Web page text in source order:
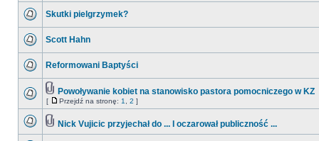
Skutki pielgrzymek?
Scott Hahn
Reformowani Baptyści
Powoływanie kobiet na stanowisko pastora pomocniczego w KZ
[ Przejdź na stronę: 1 2 ]
Nick Vujicic przyjechał do ... I oczarował publiczność ...